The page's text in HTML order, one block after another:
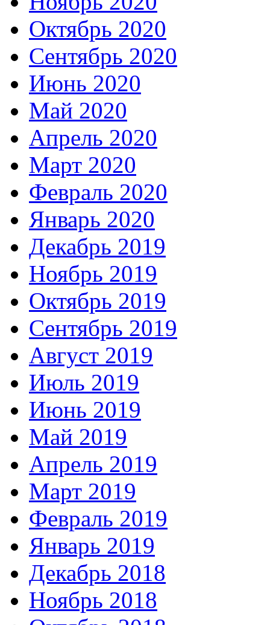
Октябрь 2020
Сентябрь 2020
Июнь 2020
Май 2020
Апрель 2020
Март 2020
Февраль 2020
Январь 2020
Декабрь 2019
Ноябрь 2019
Октябрь 2019
Сентябрь 2019
Август 2019
Июль 2019
Июнь 2019
Май 2019
Апрель 2019
Март 2019
Февраль 2019
Январь 2019
Декабрь 2018
Ноябрь 2018